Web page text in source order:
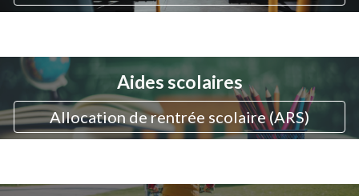
Aides scolaires
Allocation de rentrée scolaire (ARS)